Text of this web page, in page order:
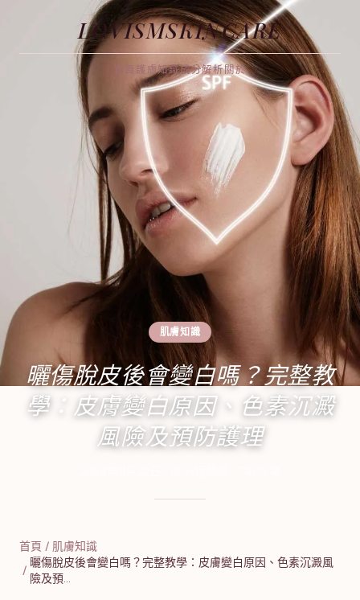
LOVISMSKINCARE
首頁 護膚知識成分解析關於
肌膚知識
曬傷脫皮後會變白嗎？完整教
學：皮膚變白原因、色素沉澱
風險及預防護理
首頁 / 肌膚知識
/
曬傷脫皮後會變白嗎？完整教學：皮膚變白原因、色素沉澱風
險及預…